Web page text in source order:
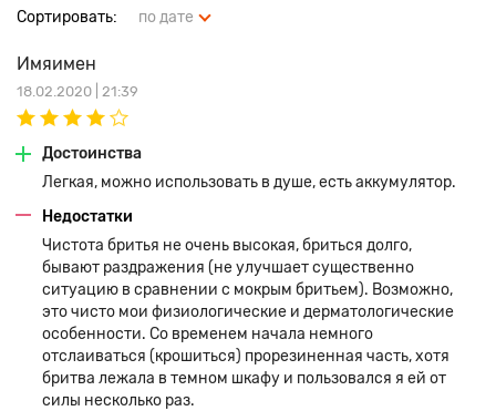
Сортировать: по дате
Имяимен
18.02.2020 | 21:39
Достоинства
Легкая, можно использовать в душе, есть аккумулятор.
Недостатки
Чистота бритья не очень высокая, бриться долго,
бывают раздражения (не улучшает существенно
ситуацию в сравнении с мокрым бритьем). Возможно,
это чисто мои физиологические и дерматологические
особенности. Со временем начала немного
отслаиваться (крошиться) прорезиненная часть, хотя
бритва лежала в темном шкафу и пользовался я ей от
силы несколько раз.